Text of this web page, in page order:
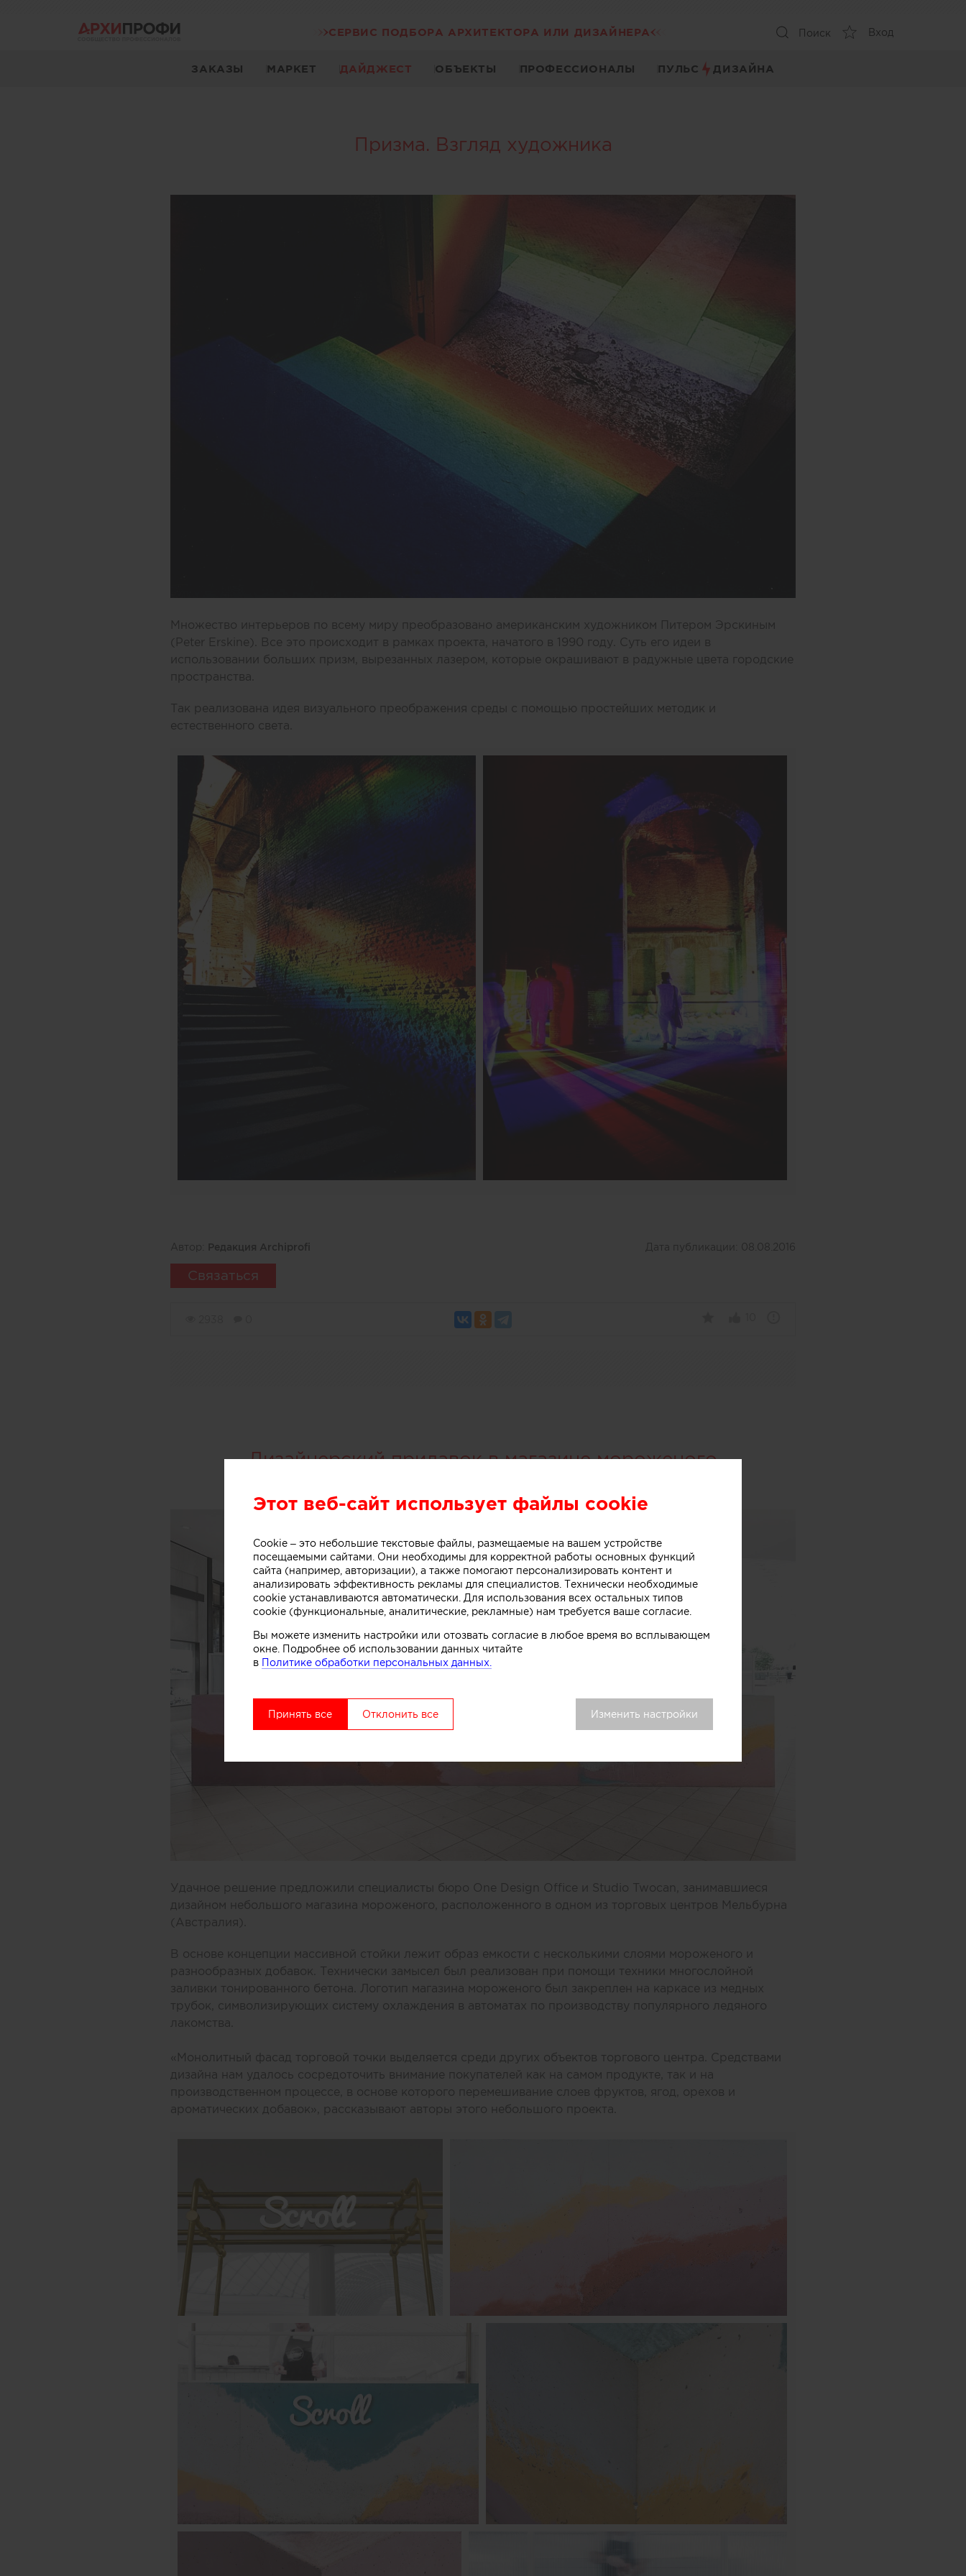
СЕРВИС ПОДБОРА АРХИТЕКТОРА ИЛИ ДИЗАЙНЕРА Поиск Вход
ЗАКАЗЫ МАРКЕТ ДАЙДЖЕСТ ОБЪЕКТЫ ПРОФЕССИОНАЛЫ ПУЛЬС ДИЗАЙНА
Призма. Взгляд художника
Множество интерьеров по всему миру преобразовано американским художником Питером Эрскиным
(Peter Erskine). Все это происходит в рамках проекта, начатого в 1990 году. Суть его идеи в
использовании больших призм, вырезанных лазером, которые окрашивают в радужные цвета городские
пространства.
Так реализована идея визуального преображения среды с помощью простейших методик и
естественного света.
Автор: Редакция Archiprofi Дата публикации: 08.08.2016
Связаться
Дизайнерский прилавок в магазине мороженого
Удачное решение предложили специалисты бюро One Design Office и Studio Twocan, занимавшиеся
дизайном небольшого магазина мороженого, расположенного в одном из торговых центров Мельбурна
(Австралия).
В основе концепции массивной стойки лежит образ емкости с несколькими слоями мороженого и
разнообразных добавок. Технически замысел был реализован при помощи техники многослойной
заливки тонированного бетона. Логотип магазина мороженого был закреплен на каркасе из медных
трубок, символизирующих систему охлаждения в автоматах по производству популярного ледяного
лакомства.
«Монолитный фасад торговой точки выделяется среди других объектов торгового центра. Средствами
дизайна нам удалось сосредоточить внимание покупателей как на самом продукте, так и на
производственном процессе, в основе которого перемешивание слоев фруктов, ягод, орехов и
ароматических добавок», рассказывают авторы этого небольшого проекта.
Этот веб-сайт использует файлы cookie
Cookie – это небольшие текстовые файлы, размещаемые на вашем устройстве
посещаемыми сайтами. Они необходимы для корректной работы основных функций
сайта (например, авторизации), а также помогают персонализировать контент и
анализировать эффективность рекламы для специалистов. Технически необходимые
cookie устанавливаются автоматически. Для использования всех остальных типов
cookie (функциональные, аналитические, рекламные) нам требуется ваше согласие.
Вы можете изменить настройки или отозвать согласие в любое время во всплывающем
окне. Подробнее об использовании данных читайте
в Политике обработки персональных данных.
Принять все Отклонить все Изменить настройки